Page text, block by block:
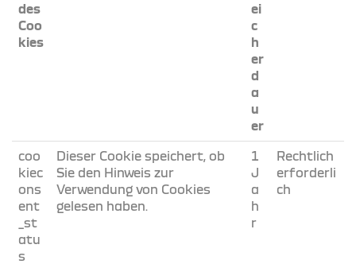
des
Coo
kies
ei
c
h
er
d
a
u
er
coo
kiec
ons
ent
_st
atu
s
Dieser Cookie speichert, ob
Sie den Hinweis zur
Verwendung von Cookies
gelesen haben.
1
J
a
h
r
Rechtlich
erforderli
ch